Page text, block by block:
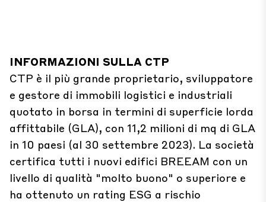
INFORMAZIONI SULLA CTP
CTP è il più grande proprietario, sviluppatore
e gestore di immobili logistici e industriali
quotato in borsa in termini di superficie lorda
affittabile (GLA), con 11,2 milioni di mq di GLA
in 10 paesi (al 30 settembre 2023). La società
certifica tutti i nuovi edifici BREEAM con un
livello di qualità "molto buono" o superiore e
ha ottenuto un rating ESG a rischio